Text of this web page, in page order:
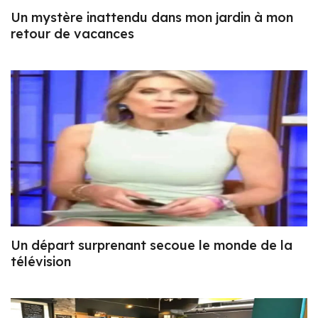
Un mystère inattendu dans mon jardin à mon
retour de vacances
Un départ surprenant secoue le monde de la
télévision